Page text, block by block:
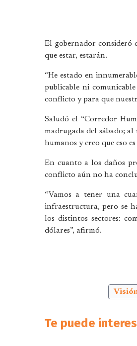
El gobernador consideró
que estar, estarán.
“He estado en
publicable ni
conflicto y para que
Saludó el “Corredor
madrugada del sábado;
humanos y creo que eso
En cuanto a los daños
conflicto aún no ha
“Vamos a tener una
infraestructura, pero se
los distintos sectores:
dólares”, afirmó.
Te puede